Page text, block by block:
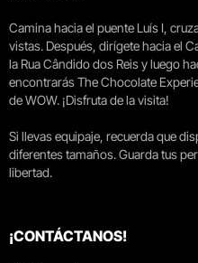
Camina hacia el puente Luís I,
vistas. Después, dirígete hacia el
la Rua Cândido dos Reis y luego
encontrarás The Chocolate
de WOW. ¡Disfruta de la visita!
Si llevas equipaje, recuerda que
diferentes tamaños. Guarda tus
libertad.
¡CONTÁCTANOS!